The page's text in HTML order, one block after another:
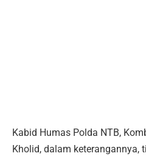
Kabid Humas Polda NTB,
Kholid, dalam keterangannya,